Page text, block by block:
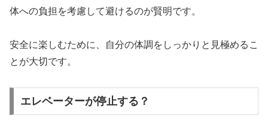
体への負担を考慮して避けるのが賢明です。
安全に楽しむために、自分の体調をしっかりと見極めるこ
とが大切です。
エレベーターが停止する？